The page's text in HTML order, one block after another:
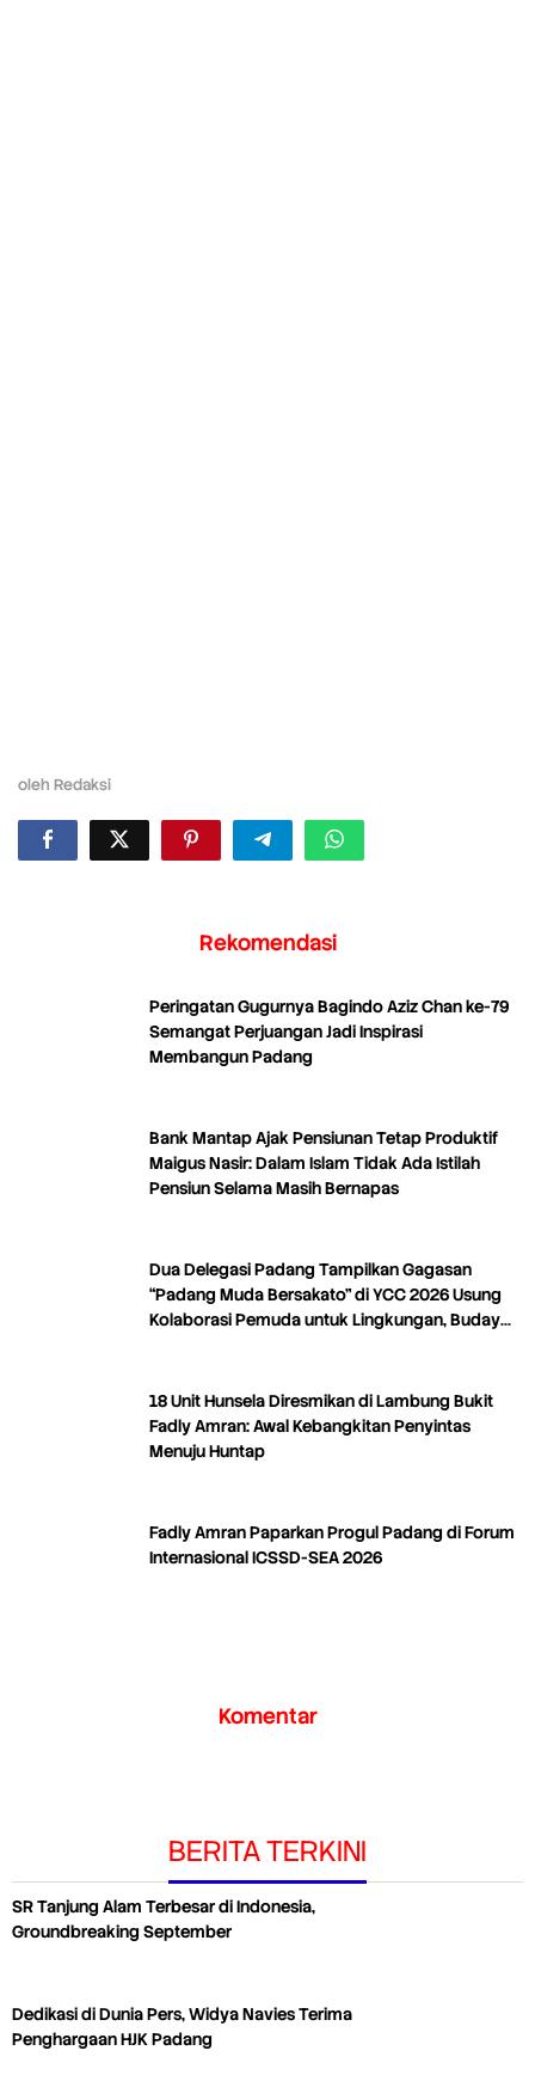
oleh Redaksi
Rekomendasi
Peringatan Gugurnya Bagindo Aziz Chan ke-79
Semangat Perjuangan Jadi Inspirasi
Membangun Padang
Bank Mantap Ajak Pensiunan Tetap Produktif
Maigus Nasir: Dalam Islam Tidak Ada Istilah
Pensiun Selama Masih Bernapas
Dua Delegasi Padang Tampilkan Gagasan
“Padang Muda Bersakato” di YCC 2026 Usung
Kolaborasi Pemuda untuk Lingkungan, Budaya,
18 Unit Hunsela Diresmikan di Lambung Bukit
Fadly Amran: Awal Kebangkitan Penyintas
Menuju Huntap
Fadly Amran Paparkan Progul Padang di Forum
Internasional ICSSD-SEA 2026
Komentar
BERITA TERKINI
SR Tanjung Alam Terbesar di Indonesia,
Groundbreaking September
Dedikasi di Dunia Pers, Widya Navies Terima
Penghargaan HJK Padang